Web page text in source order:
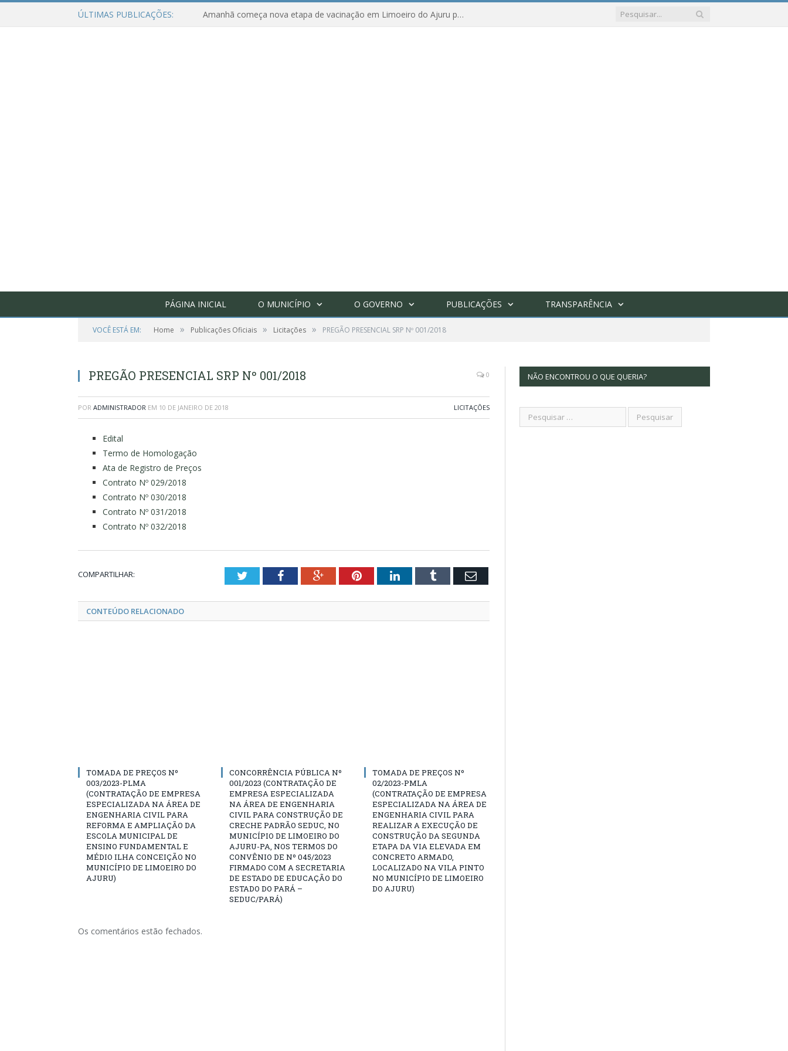
ÚLTIMAS PUBLICAÇÕES: Amanhã começa nova etapa de vacinação em Limoeiro do Ajuru para idosos com 65 ou mais
PÁGINA INICIAL O MUNICÍPIO O GOVERNO PUBLICAÇÕES TRANSPARÊNCIA
VOCÊ ESTÁ EM: Home » Publicações Oficiais » Licitações » PREGÃO PRESENCIAL SRP Nº 001/2018
PREGÃO PRESENCIAL SRP Nº 001/2018 0
POR ADMINISTRADOR EM 10 DE JANEIRO DE 2018 LICITAÇÕES
Edital
Termo de Homologação
Ata de Registro de Preços
Contrato Nº 029/2018
Contrato Nº 030/2018
Contrato Nº 031/2018
Contrato Nº 032/2018
COMPARTILHAR: TwitterFacebookGoogle+PinterestLinkedInTumblr Email
CONTEÚDO RELACIONADO
TOMADA DE PREÇOS Nº
003/2023-PLMA
(CONTRATAÇÃO DE EMPRESA
ESPECIALIZADA NA ÁREA DE
ENGENHARIA CIVIL PARA
REFORMA E AMPLIAÇÃO DA
ESCOLA MUNICIPAL DE
ENSINO FUNDAMENTAL E
MÉDIO ILHA CONCEIÇÃO NO
MUNICÍPIO DE LIMOEIRO DO
AJURU)
CONCORRÊNCIA PÚBLICA Nº
001/2023 (CONTRATAÇÃO DE
EMPRESA ESPECIALIZADA
NA ÁREA DE ENGENHARIA
CIVIL PARA CONSTRUÇÃO DE
CRECHE PADRÃO SEDUC, NO
MUNICÍPIO DE LIMOEIRO DO
AJURU-PA, NOS TERMOS DO
CONVÊNIO DE Nº 045/2023
FIRMADO COM A SECRETARIA
DE ESTADO DE EDUCAÇÃO DO
ESTADO DO PARÁ –
SEDUC/PARÁ)
TOMADA DE PREÇOS Nº
02/2023-PMLA
(CONTRATAÇÃO DE EMPRESA
ESPECIALIZADA NA ÁREA DE
ENGENHARIA CIVIL PARA
REALIZAR A EXECUÇÃO DE
CONSTRUÇÃO DA SEGUNDA
ETAPA DA VIA ELEVADA EM
CONCRETO ARMADO,
LOCALIZADO NA VILA PINTO
NO MUNICÍPIO DE LIMOEIRO
DO AJURU)
Os comentários estão fechados.
NÃO ENCONTROU O QUE QUERIA?